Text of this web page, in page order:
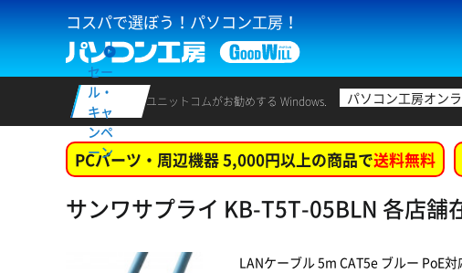
コスパで選ぼう！パソコン工房！
セー
ル・
キャ
ンペ
ーン
ユニットコムがお勧めする Windows. パソコン工房オン
PCパーツ・周辺機器 5,000円以上の商品で送料無料
サンワサプライ KB-T5T-05BLN 各店舗
LANケーブル 5m CAT5e ブルー PoE